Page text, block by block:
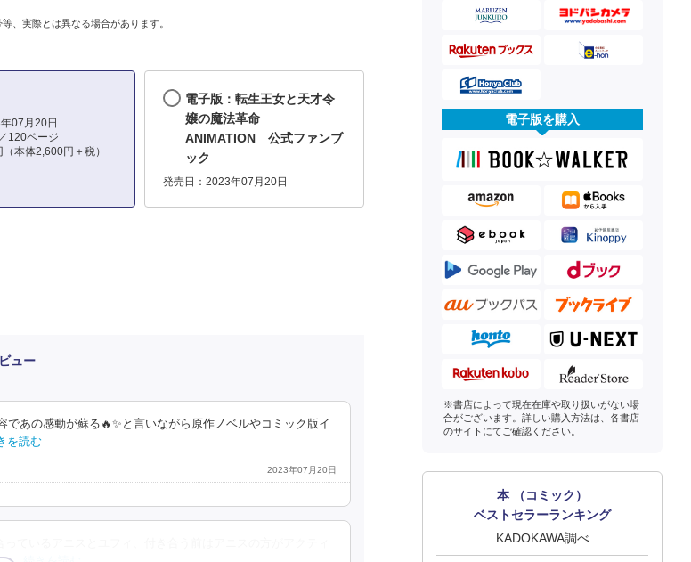
、実際とは異なる場合があります。
07月20日
120ページ
本体2,600円＋税）
電子版：転生王女と天才令
嬢の魔法革命
ANIMATION 公式ファンブ
ック
発売日：2023年07月20日
ュー
あの感動が蘇る🔥✨と言いながら原作ノベルやコミック版イ
を読む
2023年07月20日
電子版を購入
※書店によって現在在庫や取り扱いがない場
合がございます。詳しい購入方法は、各書店
のサイトにてご確認ください。
本 （コミック）
ベストセラーランキング
KADOKAWA調べ